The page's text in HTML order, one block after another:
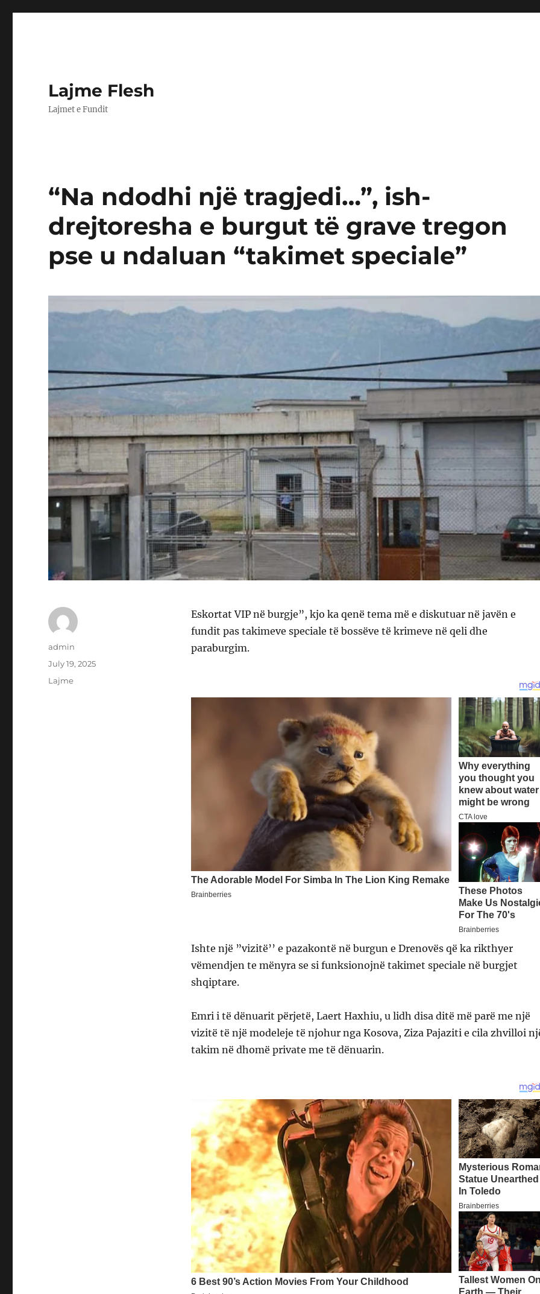
Lajme Flesh
Lajmet e Fundit
“Na ndodhi një tragjedi…”, ish-
drejtoresha e burgut të grave tregon
pse u ndaluan “takimet speciale”
Eskortat VIP në burgje”, kjo ka qenë tema më e diskutuar në javën e
fundit pas takimeve speciale të bossëve të krimeve në qeli dhe
paraburgim.
Ishte një ”vizitë’’ e pazakontë në burgun e Drenovës që ka rikthyer
vëmendjen te mënyra se si funksionojnë takimet speciale në burgjet
shqiptare.
Emri i të dënuarit përjetë, Laert Haxhiu, u lidh disa ditë më parë me një
vizitë të një modeleje të njohur nga Kosova, Ziza Pajaziti e cila zhvilloi
takim në dhomë private me të dënuarin.
Author
admin
Posted
on
July 19, 2025
Categories
Lajme